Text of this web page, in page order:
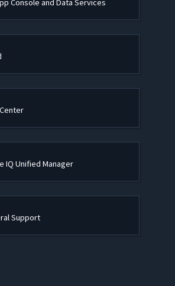
Console and Data Services
IQ Unified Manager
Support